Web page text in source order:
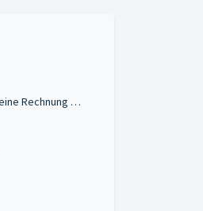
Wie kann ich ein Angebot in eine Rechnung umwandeln?